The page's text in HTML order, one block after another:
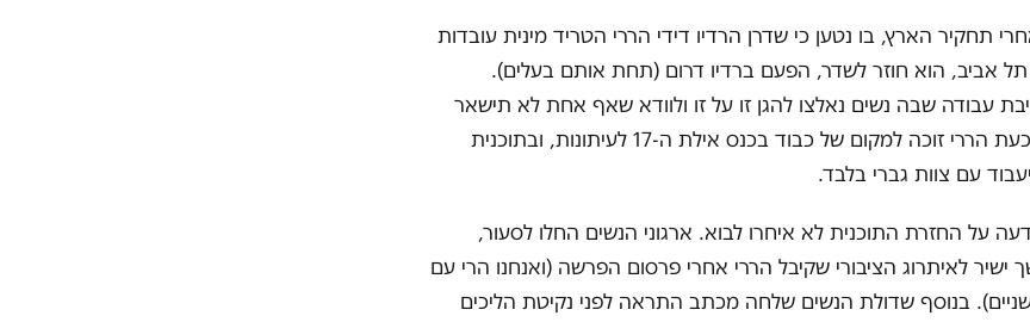
תחקיר הארץ, בו נטען כי שדרן הרדיו דידי הררי הטריד מינית עובדות
אביב, הוא חוזר לשדר, הפעם ברדיו דרום (תחת אותם בעלים).
עבודה שבה נשים נאלצו להגן זו על זו ולוודא שאף אחת לא תישאר
לבד בקרבתו, אך כעת הררי זוכה למקום של כבוד בכנס אילת ה-17 לעיתונות, ובתוכנית
עם צוות גברי בלבד.
על החזרת התוכנית לא איחרו לבוא. ארגוני הנשים החלו לסעור,
לאיתרוג הציבורי שקיבל הררי אחרי פרסום הפרשה (ואנחנו הרי עם
בנוסף שדולת הנשים שלחה מכתב התראה לפני נקיטת הליכים